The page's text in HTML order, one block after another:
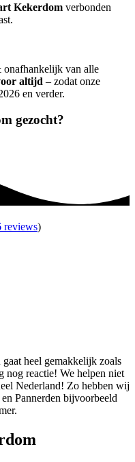
Kekerdom verbonden
onafhankelijk van alle
altijd – zodat onze
en verder.
gezocht?
reviews)
heel gemakkelijk zoals
nog reactie! We helpen niet
Nederland! Zo hebben wij
Pannerden bijvoorbeeld